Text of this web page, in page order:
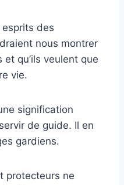
des
nous montrer
et qu’ils veulent que
vie.
signification
de guide. Il en
gardiens.
protecteurs ne